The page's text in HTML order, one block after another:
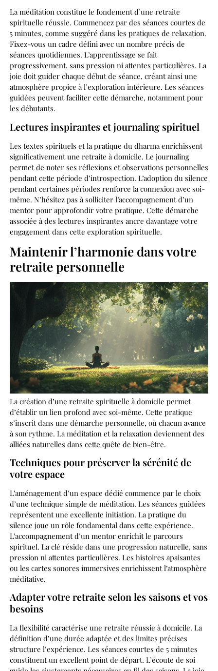
La méditation constitue le fondement d’une retraite
spirituelle réussie. Commencez par des séances courtes de
5 minutes, comme suggéré dans les pratiques de relaxation.
Fixez-vous un cadre défini avec un nombre précis de
séances quotidiennes. L’apprentissage se fait
progressivement, sans pression ni attentes particulières. La
joie doit guider chaque début de séance, créant ainsi une
atmosphère propice à l’exploration intérieure. Les séances
guidées peuvent faciliter cette démarche, notamment pour
les débutants.
Lectures inspirantes et journaling spirituel
Les textes spirituels et la pratique du dharma enrichissent
significativement une retraite à domicile. Le journaling
permet de noter ses réflexions et observations personnelles
pendant cette période d’introspection. L’adoption du silence
pendant certaines périodes renforce la connexion avec soi-
même. N’hésitez pas à solliciter l’accompagnement d’un
mentor pour approfondir votre pratique. Cette démarche
associée à des lectures inspirantes ancre davantage votre
engagement dans cette exploration spirituelle.
Maintenir l’harmonie dans votre
retraite personnelle
La création d’une retraite spirituelle à domicile permet
d’établir un lien profond avec soi-même. Cette pratique
s’inscrit dans une démarche personnelle, où chacun avance
à son rythme. La méditation et la relaxation deviennent des
alliées naturelles dans cette quête de bien-être.
Techniques pour préserver la sérénité de
votre espace
L’aménagement d’un espace dédié commence par le choix
d’une technique simple de méditation. Les séances guidées
représentent une excellente initiation. La pratique du
silence joue un rôle fondamental dans cette expérience.
L’accompagnement d’un mentor enrichit le parcours
spirituel. La clé réside dans une progression naturelle, sans
pression ni attentes particulières. Les histoires apaisantes
ou les cartes sonores immersives enrichissent l’atmosphère
méditative.
Adapter votre retraite selon les saisons et vos
besoins
La flexibilité caractérise une retraite réussie à domicile. La
définition d’une durée adaptée et des limites précises
structure l’expérience. Les séances courtes de 5 minutes
constituent un excellent point de départ. L’écoute de soi